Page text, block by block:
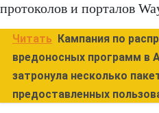
протоколов и порталов
Читать
Кампания по
вредоносных программ в
затронула несколько
предоставленных